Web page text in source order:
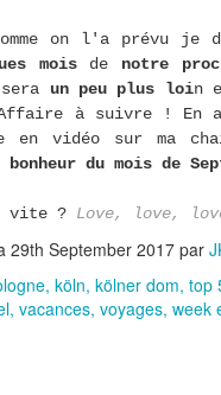
on l'a prévu je
moisde notre
un peu plus loin
à suivre ! En
en vidéo sur ma
bonheur du mois de
vite ? Love, love,
29th September 2017par
köln kölner dom top
vacances voyages week